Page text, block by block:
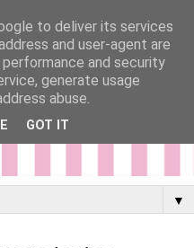
▼
to deliver its services
and user-agent are
and security
generate usage
abuse.
GOT IT